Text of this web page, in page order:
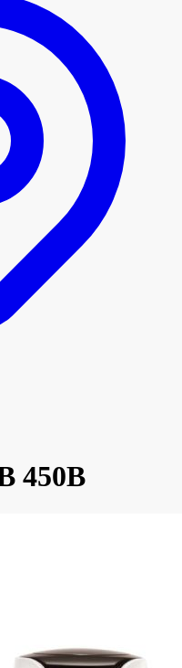
450B